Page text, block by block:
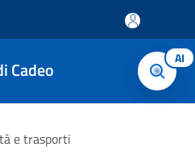
Cadeo AI
e trasporti